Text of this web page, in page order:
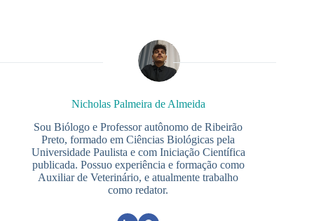
Nicholas Palmeira de Almeida
Sou Biólogo e Professor autônomo de Ribeirão
Preto, formado em Ciências Biológicas pela
Universidade Paulista e com Iniciação Científica
publicada. Possuo experiência e formação como
Auxiliar de Veterinário, e atualmente trabalho
como redator.